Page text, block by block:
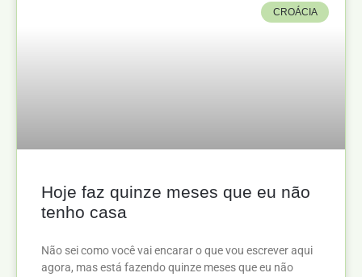
CROÁCIA
Hoje faz quinze meses que eu não
tenho casa
Não sei como você vai encarar o que vou escrever aqui
agora, mas está fazendo quinze meses que eu não